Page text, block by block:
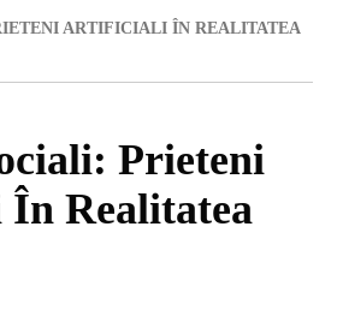
ARTIFICIALI ÎN REALITATEA
Prieteni
Realitatea